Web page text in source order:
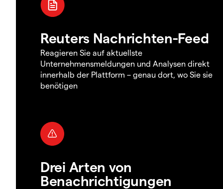
Reuters Nachrichten-Feed
Reagieren Sie auf aktuellste
Unternehmensmeldungen und Analysen direkt
innerhalb der Plattform – genau dort, wo Sie sie
benötigen
Drei Arten von
Benachrichtigungen